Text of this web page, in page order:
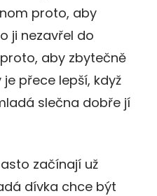
proto, aby
ji nezavřel do
aby zbytečně
přece lepší, když
slečna dobře jí
začínají už
dívka chce být